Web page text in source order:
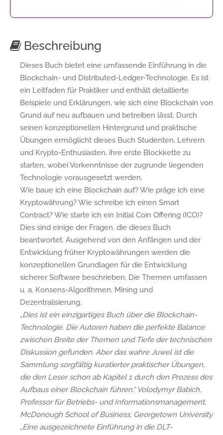
Beschreibung
Dieses Buch bietet eine umfassende Einführung in die
Blockchain- und Distributed-Ledger-Technologie. Es ist
ein Leitfaden für Praktiker und enthält detaillierte
Beispiele und Erklärungen, wie sich eine Blockchain von
Grund auf neu aufbauen und betreiben lässt. Durch
seinen konzeptionellen Hintergrund und praktische
Übungen ermöglicht dieses Buch Studenten, Lehrern
und Krypto-Enthusiasten, ihre erste Blockkette zu
starten, wobei Vorkenntnisse der zugrunde liegenden
Technologie vorausgesetzt werden.
Wie baue ich eine Blockchain auf? Wie präge ich eine
Kryptowährung? Wie schreibe ich einen Smart
Contract? Wie starte ich ein Initial Coin Offering (ICO)?
Dies sind einige der Fragen, die dieses Buch
beantwortet. Ausgehend von den Anfängen und der
Entwicklung früher Kryptowährungen werden die
konzeptionellen Grundlagen für die Entwicklung
sicherer Software beschrieben. Die Themen umfassen
u. a. Konsens-Algorithmen, Mining und
Dezentralisierung.
„Dies ist ein einzigartiges Buch über die Blockchain-
Technologie. Die Autoren haben die perfekte Balance
zwischen Breite der Themen und Tiefe der technischen
Diskussion gefunden. Aber das wahre Juwel ist die
Sammlung sorgfältig kuratierter praktischer Übungen,
die den Leser schon ab Kapitel 1 durch den Prozess des
Aufbaus einer Blockchain führen.“ Volodymyr Babich,
Professor für Betriebs- und Informationsmanagement,
McDonough School of Business, Georgetown University
„Eine ausgezeichnete Einführung in die DLT-